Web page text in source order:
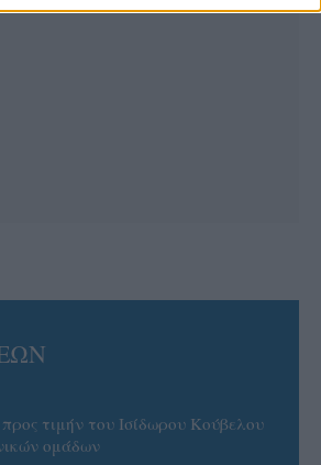
τιμήν του Ισίδωρου Κούβελου
ομάδων